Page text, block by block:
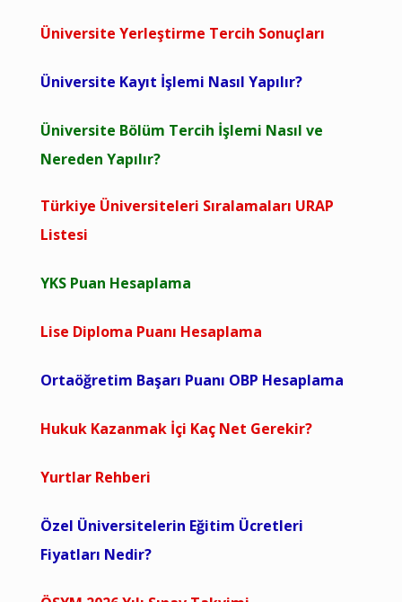
Üniversite Yerleştirme Tercih Sonuçları
Üniversite Kayıt İşlemi Nasıl Yapılır?
Üniversite Bölüm Tercih İşlemi Nasıl ve
Nereden Yapılır?
Türkiye Üniversiteleri Sıralamaları URAP
Listesi
YKS Puan Hesaplama
Lise Diploma Puanı Hesaplama
Ortaöğretim Başarı Puanı OBP Hesaplama
Hukuk Kazanmak İçi Kaç Net Gerekir?
Yurtlar Rehberi
Özel Üniversitelerin Eğitim Ücretleri
Fiyatları Nedir?